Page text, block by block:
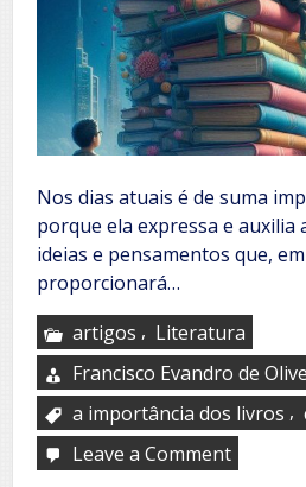
Nos dias atuais é de suma
porque ela expressa e auxilia
ideias e pensamentos que,
proporcionará…
artigos , Literatura
Francisco Evandro de
a importância dos livros ,
Leave a Commenton